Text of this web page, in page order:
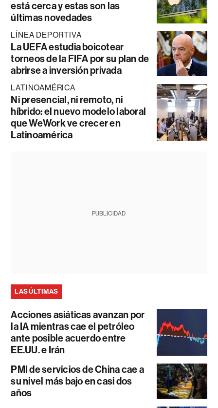
está cerca y estas son las
últimas novedades
LÍNEA DEPORTIVA
La UEFA estudia boicotear
torneos de la FIFA por su plan de
abrirse a inversión privada
LATINOAMÉRICA
Ni presencial, ni remoto, ni
híbrido: el nuevo modelo laboral
que WeWork ve crecer en
Latinoamérica
PUBLICIDAD
LAS ÚLTIMAS
Acciones asiáticas avanzan por
la IA mientras cae el petróleo
ante posible acuerdo entre
EE.UU. e Irán
PMI de servicios de China cae a
su nivel más bajo en casi dos
años